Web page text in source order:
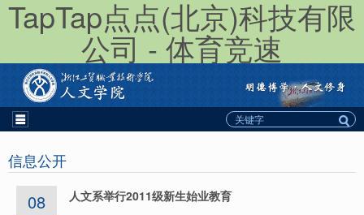
TapTap点点(北京)科技有限
公司 - 体育竞速
信息公开
08 人文系举行2011级新生始业教育